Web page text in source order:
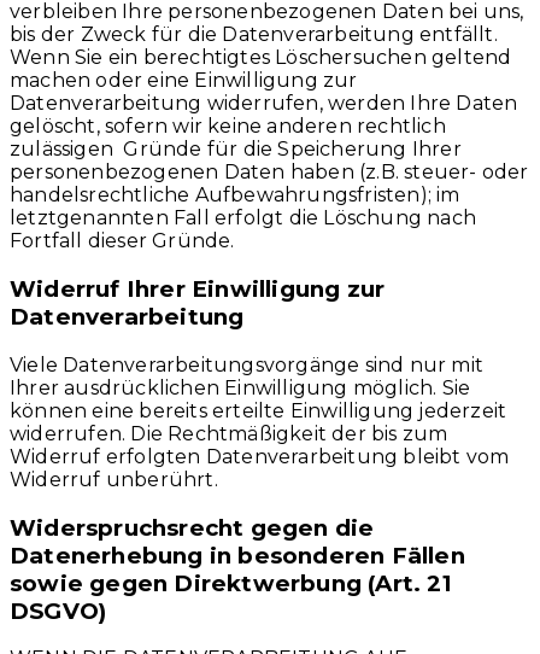
verbleiben Ihre personenbezogenen Daten bei uns,
bis der Zweck für die Datenverarbeitung entfällt.
Wenn Sie ein berechtigtes Löschersuchen geltend
machen oder eine Einwilligung zur
Datenverarbeitung widerrufen, werden Ihre Daten
gelöscht, sofern wir keine anderen rechtlich
zulässigen Gründe für die Speicherung Ihrer
personenbezogenen Daten haben (z.B. steuer- oder
handelsrechtliche Aufbewahrungsfristen); im
letztgenannten Fall erfolgt die Löschung nach
Fortfall dieser Gründe.
Widerruf Ihrer Einwilligung zur
Datenverarbeitung
Viele Datenverarbeitungsvorgänge sind nur mit
Ihrer ausdrücklichen Einwilligung möglich. Sie
können eine bereits erteilte Einwilligung jederzeit
widerrufen. Die Rechtmäßigkeit der bis zum
Widerruf erfolgten Datenverarbeitung bleibt vom
Widerruf unberührt.
Widerspruchsrecht gegen die
Datenerhebung in besonderen Fällen
sowie gegen Direktwerbung (Art. 21
DSGVO)